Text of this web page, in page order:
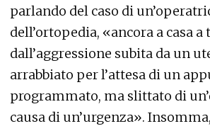
parlando del caso di
dell’ortopedia, «ancora a casa a
dall’aggressione subita da un
arrabbiato per l’attesa di un
programmato, ma slittato di
causa di un’urgenza».